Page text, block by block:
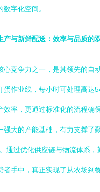
字化空间。
产与新鲜配送：效率与品质的
心竞争力之一，是其领先的自
蛋作业线，每小时可处理高达
效率，更通过标准化的流程确
强大的产能基础，有力支撑了
通过优化供应链与物流体系
者手中，真正实现了从农场到